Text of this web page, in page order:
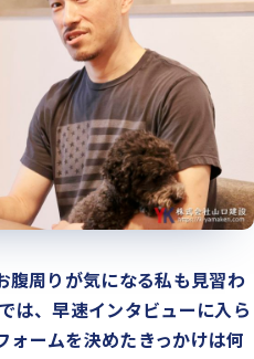
腹周りが気になる私も見習わ
は、早速インタビューに入ら
ォームを決めたきっかけは何